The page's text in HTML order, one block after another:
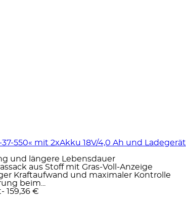
550« mit 2xAkku 18V/4,0 Ah und Ladegerät
und längere Lebensdauer
aus Stoff mit Gras-Voll-Anzeige
Kraftaufwand und maximaler Kontrolle
beim...
- 159,36 €